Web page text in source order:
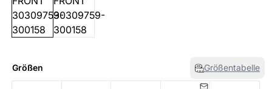
Größen Größentabelle